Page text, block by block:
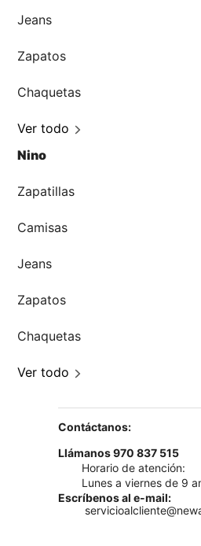
Jeans
Zapatos
Chaquetas
Ver todo
Nino
Zapatillas
Camisas
Jeans
Zapatos
Chaquetas
Ver todo
Contáctanos:
Llámanos 970 837 515
Horario de atención:
Lunes a viernes de 9
Escríbenos al e-mail: